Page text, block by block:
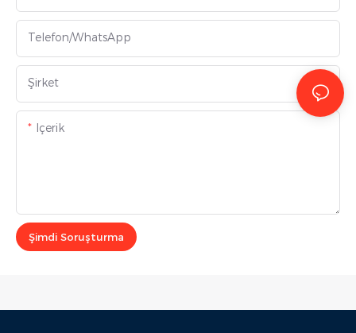
Telefon/WhatsApp
Şirket
Içerik
Şimdi Soruşturma